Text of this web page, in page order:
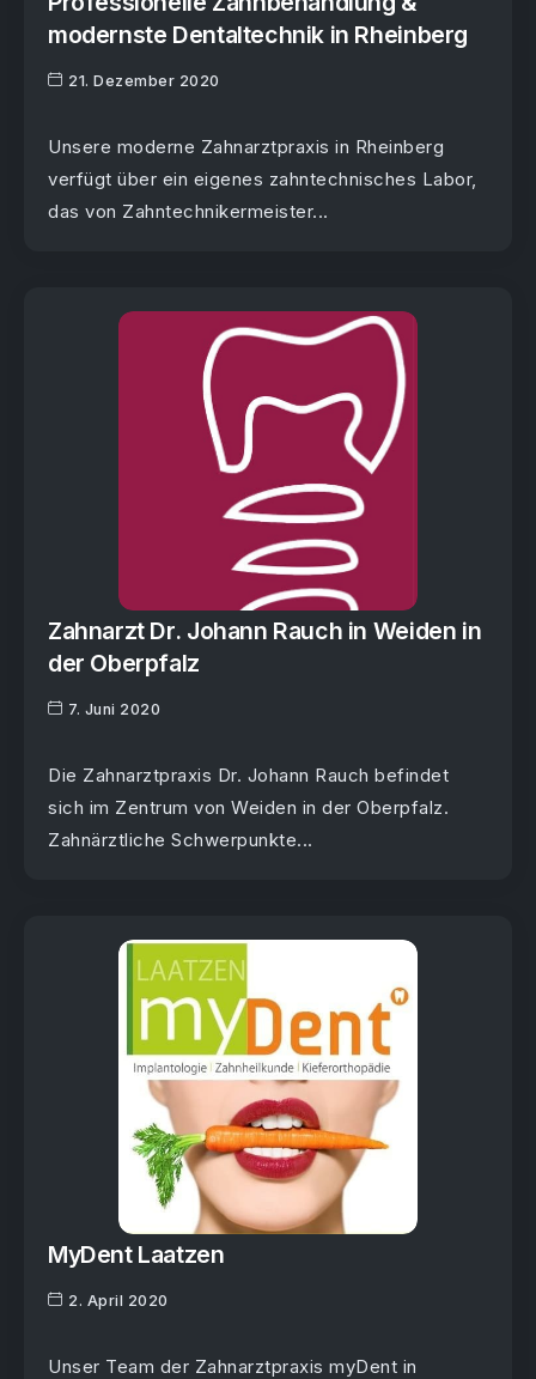
modernste Dentaltechnik in Rheinberg
21. Dezember 2020
Unsere moderne Zahnarztpraxis in Rheinberg
verfügt über ein eigenes zahntechnisches Labor,
das von Zahntechnikermeister...
Zahnarzt Dr. Johann Rauch in Weiden in
der Oberpfalz
7. Juni 2020
Die Zahnarztpraxis Dr. Johann Rauch befindet
sich im Zentrum von Weiden in der Oberpfalz.
Zahnärztliche Schwerpunkte...
MyDent Laatzen
2. April 2020
Unser Team der Zahnarztpraxis myDent in